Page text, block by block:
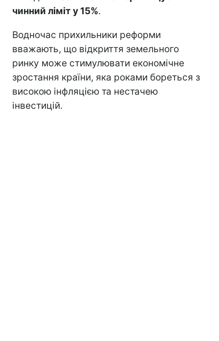
чинний ліміт у 15%.
Водночас прихильники реформи
вважають, що відкриття земельного
ринку може стимулювати економічне
зростання країни, яка роками бореться з
високою інфляцією та нестачею
інвестицій.